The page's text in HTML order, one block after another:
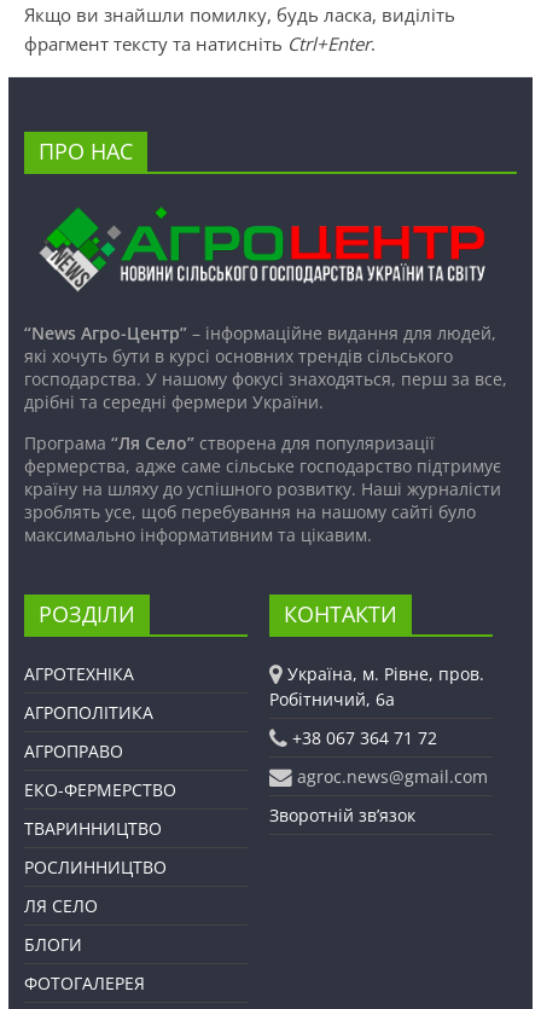
Якщо ви знайшли помилку, будь ласка, виділіть
фрагмент тексту та натисніть Ctrl+Enter.
ПРО НАС
“News Агро-Центр”– інформаційне видання для людей,
які хочуть бути в курсі основних трендів сільського
господарства. У нашому фокусі знаходяться, перш за все,
дрібні та середні фермери України.
Програма “Ля Село”створена для популяризації
фермерства, адже саме сільське господарство підтримує
країну на шляху до успішного розвитку. Наші журналісти
зроблять усе, щоб перебування на нашому сайті було
максимально інформативним та цікавим.
РОЗДІЛИ
АГРОТЕХНІКА
АГРОПОЛІТИКА
АГРОПРАВО
ЕКО-ФЕРМЕРСТВО
ТВАРИННИЦТВО
РОСЛИННИЦТВО
ЛЯ СЕЛО
БЛОГИ
ФОТОГАЛЕРЕЯ
КОНТАКТИ
Україна, м. Рівне, пров.
Робітничий, 6а
+38 067 364 71 72
agroc.news@gmail.com
Зворотній зв’язок